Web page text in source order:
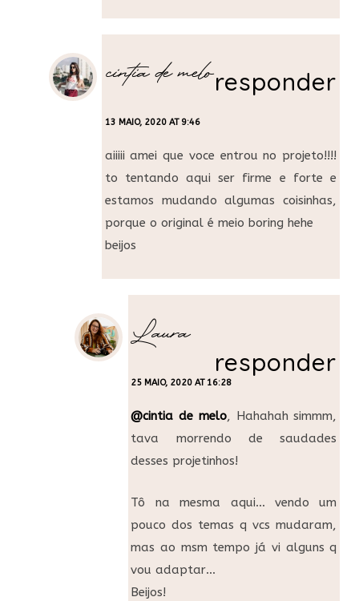
cintia de melo
13 MAIO, 2020 AT 9:46
responder
aiiiii amei que voce entrou no projeto!!!!
to tentando aqui ser firme e forte e
estamos mudando algumas coisinhas,
porque o original é meio boring hehe
beijos
Laura
25 MAIO, 2020 AT 16:28
responder
@cintia de melo, Hahahah simmm,
tava morrendo de saudades
desses projetinhos!
Tô na mesma aqui… vendo um
pouco dos temas q vcs mudaram,
mas ao msm tempo já vi alguns q
vou adaptar…
Beijos!